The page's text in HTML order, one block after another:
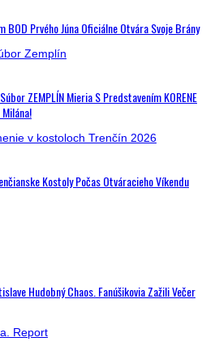
Prvého Júna Oficiálne Otvára Svoje Brány
ZEMPLÍN Mieria S Predstavením KORENE
Kostoly Počas Otváracieho Víkendu
Hudobný Chaos. Fanúšikovia Zažili Večer